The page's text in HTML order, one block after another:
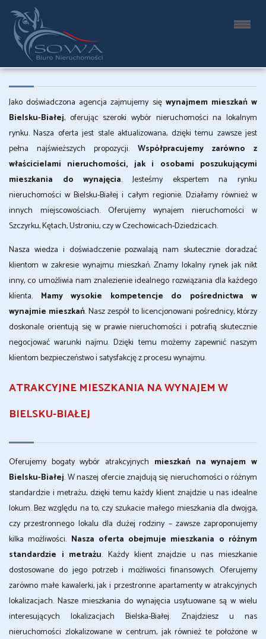
MIESZKANIA I APARTAMENTY NA WYNAJEM
BIELSKO-BIAŁA
Jako doświadczona agencja zajmujemy się wynajmem mieszkań w
Bielsku-Białej, oferując szeroki wybór nieruchomości na lokalnym
rynku. Nasza oferta jest stale aktualizowana, dzięki temu zawsze jest
pełna najświeższych propozycji. Współpracujemy zarówno z
właścicielami nieruchomości, jak i osobami poszukującymi
mieszkania do wynajęcia. Jesteśmy ekspertem na rynku
nieruchomości w Bielsku-Białej i całym regionie. Działamy również w
innych miejscowościach. Oferujemy wynajem nieruchomości w
Szczyrku, Kętach, Ustroniu, czy w Czechowicach-Dziedzicach.
Nasza wiedza i doświadczenie pozwalają nam skutecznie doradzać
klientom w zakresie wynajmu mieszkań. Znamy lokalny rynek jak nikt
inny, co umożliwia nam znalezienie idealnego rozwiązania dla każdego
klienta. Mamy wysokie kompetencje do pośrednictwa w
wynajmie mieszkań. Nasz zespół to licencjonowani pośrednicy, którzy
doskonale orientują się w prawie nieruchomości i potrafią skutecznie
negocjować warunki najmu. Dzięki temu możemy zapewnić naszym
klientom bezpieczeństwo i satysfakcję z procesu wynajmu.
ATRAKCYJNE MIESZKANIA NA WYNAJEM W
BIELSKU-BIAŁEJ
Oferujemy bogaty wybór atrakcyjnych mieszkań na wynajem w
Bielsku-Białej. W naszej ofercie znajdują się nieruchomości o różnym
standardzie i metrażu, dzięki temu każdy klient znajdzie u nas idealne
lokum. Bez względu na to, czy szukacie małego mieszkania dla dwojga,
czy przestronnego lokalu dla dużej rodziny – zawsze zaproponujemy
kilka możliwości. Nasza oferta obejmuje mieszkania o różnym
standardzie i metrażu. Każdy klient znajdzie u nas mieszkanie
dostosowane do jego potrzeb i możliwości finansowych. Oferujemy
zarówno małe kawalerki, jak i przestronne apartamenty w atrakcyjnych
lokalizacjach. Nasze mieszkania do wynajęcia usytuowane są w wielu
interesujących lokalizacjach Bielska-Białej. Znajdziesz u nas
nieruchomości zlokalizowane w centrum, jak również te położone w